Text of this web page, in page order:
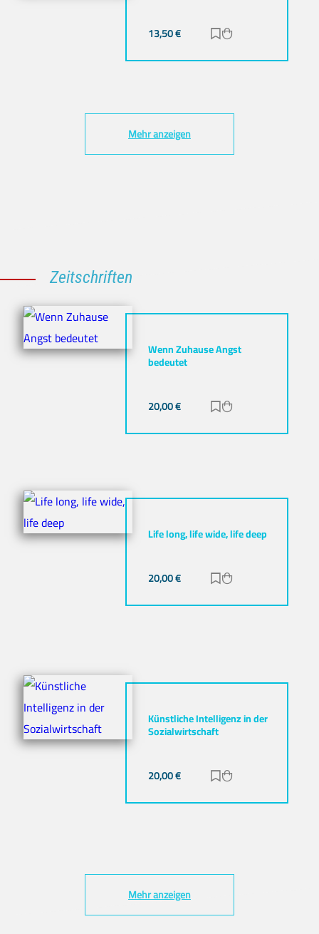
13,50€ Zur Merkliste
Mehr anzeigen
Zeitschriften
Wenn Zuhause Angst
bedeutet
20,00€ Zur Merkliste
Life long, life wide, life deep
20,00€ Zur Merkliste
Künstliche Intelligenz in der
Sozialwirtschaft
20,00€ Zur Merkliste
Mehr anzeigen